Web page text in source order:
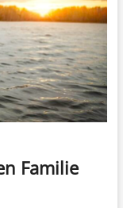
Familie